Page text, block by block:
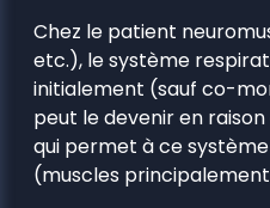
Chez le patient
etc.), le système
initialement (sauf co-
peut le devenir en
qui permet à ce
(muscles